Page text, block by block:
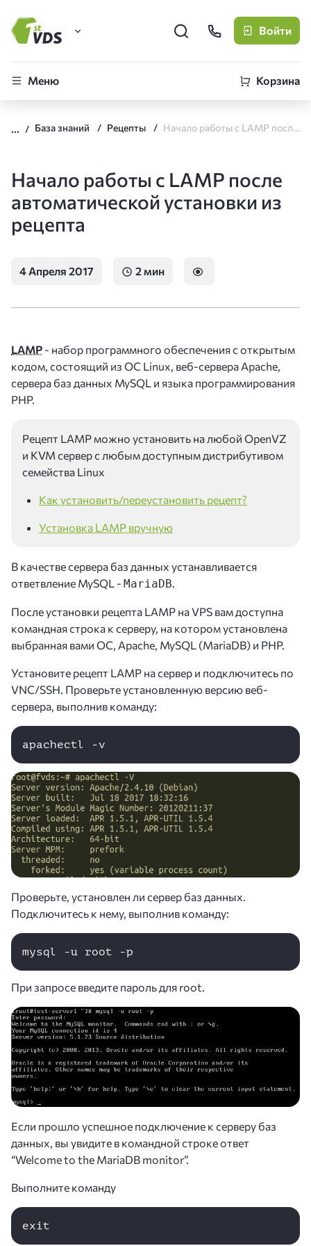
FirstVDS (вы здесь)
CLO
Войти
Меню Корзина
База знаний Рецепты Начало работы с LAMP после автоматической установки из рецепта
Начало работы с LAMP после
автоматической установки из
рецепта
4 Апреля 2017 2 мин
LAMP - набор программного обеспечения с открытым
кодом, состоящий из ОС Linux, веб-сервера Apache,
сервера баз данных MySQL и языка программирования
PHP.
Рецепт LAMP можно установить на любой OpenVZ
и KVM сервер с любым доступным дистрибутивом
семейства Linux
Как установить/переустановить рецепт?
Установка LAMP вручную
В качестве сервера баз данных устанавливается
ответвление MySQL - MariaDB.
После установки рецепта LAMP на VPS вам доступна
командная строка к серверу, на котором установлена
выбранная вами ОС, Apache, MySQL (MariaDB) и PHP.
Установите рецепт LAMP на сервер и подключитесь по
VNC/SSH. Проверьте установленную версию веб-
сервера, выполнив команду:
apachectl -v
Проверьте, установлен ли сервер баз данных.
Подключитесь к нему, выполнив команду:
mysql -u root -p
При запросе введите пароль для root.
Если прошло успешное подключение к серверу баз
данных, вы увидите в командной строке ответ
“Welcome to the MariaDB monitor”.
Выполните команду
exit